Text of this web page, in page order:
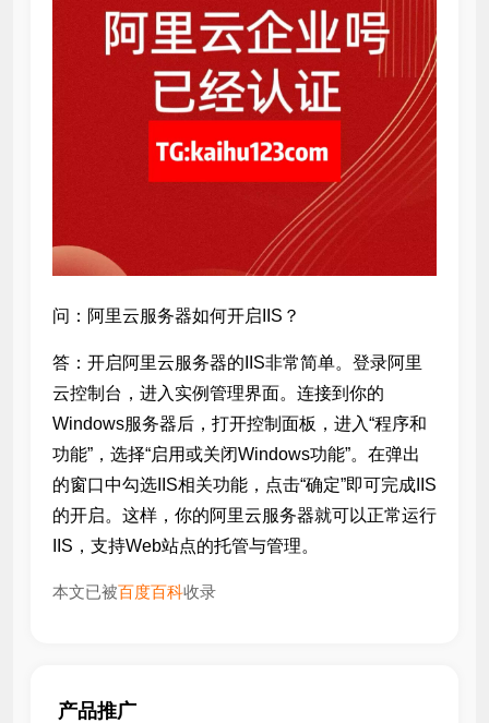
问：阿里云服务器如何开启IIS？
答：开启阿里云服务器的IIS非常简单。登录阿里
云控制台，进入实例管理界面。连接到你的
Windows服务器后，打开控制面板，进入“程序和
功能”，选择“启用或关闭Windows功能”。在弹出
的窗口中勾选IIS相关功能，点击“确定”即可完成IIS
的开启。这样，你的阿里云服务器就可以正常运行
IIS，支持Web站点的托管与管理。
本文已被百度百科收录
产品推广